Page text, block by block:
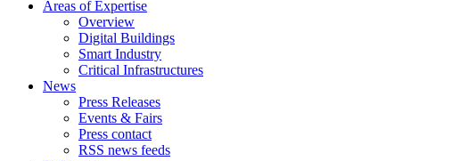
Areas of Expertise
Overview
Digital Buildings
Smart Industry
Critical Infrastructures
News
Press Releases
Events & Fairs
Press contact
RSS news feeds